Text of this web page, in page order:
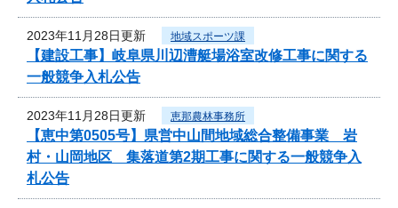
2023年11月28日更新 地域スポーツ課
【建設工事】岐阜県川辺漕艇場浴室改修工事に関する
一般競争入札公告
2023年11月28日更新 恵那農林事務所
【恵中第0505号】県営中山間地域総合整備事業 岩
村・山岡地区 集落道第2期工事に関する一般競争入
札公告